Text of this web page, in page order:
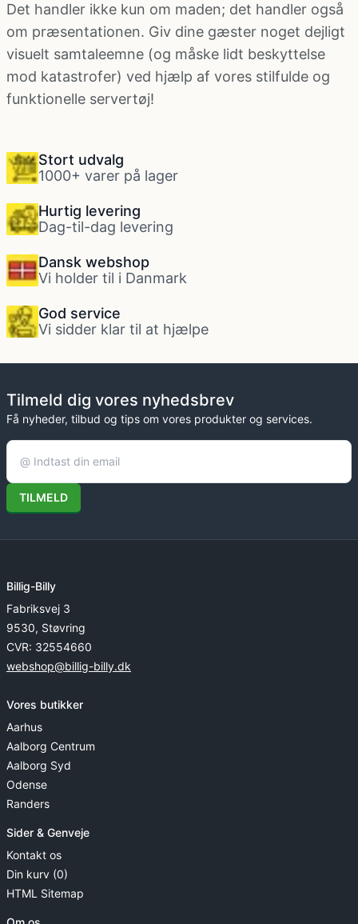
Det handler ikke kun om maden; det handler også
om præsentationen. Giv dine gæster noget dejligt
visuelt samtaleemne (og måske lidt beskyttelse
mod katastrofer) ved hjælp af vores stilfulde og
funktionelle servertøj!
Stort udvalg
1000+ varer på lager
Hurtig levering
Dag-til-dag levering
Dansk webshop
Vi holder til i Danmark
God service
Vi sidder klar til at hjælpe
Tilmeld dig vores nyhedsbrev
Få nyheder, tilbud og tips om vores produkter og services.
TILMELD
Billig-Billy
Fabriksvej 3
9530, Støvring
CVR: 32554660
webshop@billig-billy.dk
Vores butikker
Aarhus
Aalborg Centrum
Aalborg Syd
Odense
Randers
Sider & Genveje
Kontakt os
Din kurv (0)
HTML Sitemap